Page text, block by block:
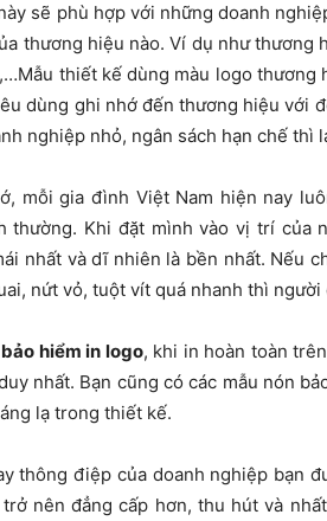
sẽ phù hợp với những doanh
thương hiệu nào. Ví dụ như thương
thiết kế dùng màu logo
dùng ghi nhớ đến thương hiệu với
nghiệp nhỏ, ngân sách hạn chế thì
mỗi gia đình Việt Nam hiện nay
thường. Khi đặt mình vào vị trí của
nhất và dĩ nhiên là bền nhất. Nếu
nứt vỏ, tuột vít quá nhanh thì
hiểm in logo, khi in hoàn toàn
nhất. Bạn cũng có các mẫu nón
lạ trong thiết kế.
thông điệp của doanh nghiệp bạn
nên đẳng cấp hơn, thu hút và